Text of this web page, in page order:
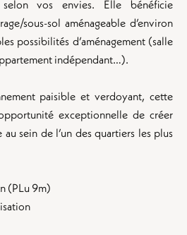
vos envies. Elle bénéficie
sous-sol aménageable d’environ
possibilités d’aménagement (salle
indépendant…).
paisible et verdoyant, cette
exceptionnelle de créer
au sein de l’un des quartiers les plus
(PLu 9m)